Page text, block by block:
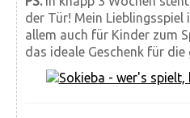
der Tür! Mein
allem auch für Kinder zum
das ideale Geschenk für die